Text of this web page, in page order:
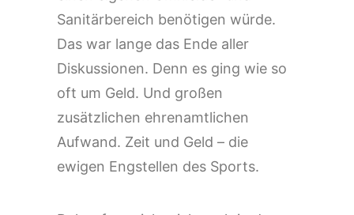
Sanitärbereich benötigen würde.
Das war lange das Ende aller
Diskussionen. Denn es ging wie so
oft um Geld. Und großen
zusätzlichen ehrenamtlichen
Aufwand. Zeit und Geld – die
ewigen Engstellen des Sports.